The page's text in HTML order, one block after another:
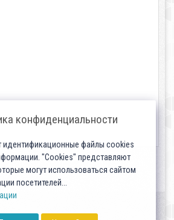
конфиденциальности
идентификационные файлы cookies
"Cookies" представляют
могут использоваться сайтом
посетителей...